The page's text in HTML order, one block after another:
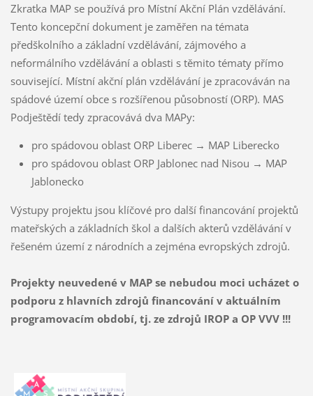
Zkratka MAP se používá pro Místní Akční Plán vzdělávání.
Tento koncepční dokument je zaměřen na témata
předškolního a základní vzdělávání, zájmového a
neformálního vzdělávání a oblasti s těmito tématy přímo
související. Místní akční plán vzdělávání je zpracováván na
spádové území obce s rozšířenou působností (ORP). MAS
Podještědí tedy zpracovává dva MAPy:
pro spádovou oblast ORP Liberec → MAP Liberecko
pro spádovou oblast ORP Jablonec nad Nisou → MAP
Jablonecko
Výstupy projektu jsou klíčové pro další financování projektů
mateřských a základních škol a dalších akterů vzdělávání v
řešeném území z národních a zejména evropských zdrojů.
Projekty neuvedené v MAP se nebudou moci ucházet o
podporu z hlavních zdrojů financování v aktuálním
programovacím období, tj. ze zdrojů IROP a OP VVV !!!